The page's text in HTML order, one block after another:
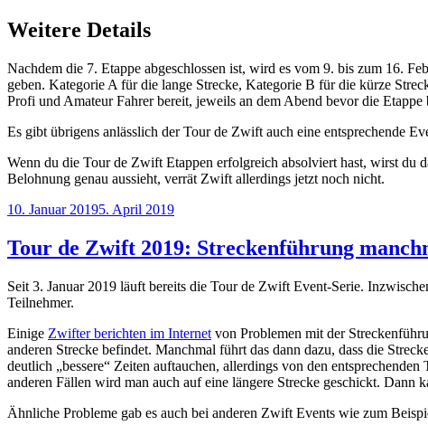
Weitere Details
Nachdem die 7. Etappe abgeschlossen ist, wird es vom 9. bis zum 16.
geben. Kategorie A für die lange Strecke, Kategorie B für die kürze
Profi und Amateur Fahrer bereit, jeweils an dem Abend bevor die
Es gibt übrigens anlässlich der Tour de Zwift auch eine entsprechende
Wenn du die Tour de Zwift Etappen erfolgreich absolviert hast, wirst
Belohnung genau aussieht, verrät Zwift allerdings jetzt noch nicht.
Veröffentlicht
10. Januar 20195. April 2019
Tour de Zwift 2019: Streckenführung
Seit 3. Januar 2019 läuft bereits die Tour de Zwift Event-Serie.
Teilnehmer.
Einige Zwifter berichten im Internet von Problemen mit der
anderen Strecke befindet. Manchmal führt das dann dazu, dass die
deutlich „bessere“ Zeiten auftauchen, allerdings von den
anderen Fällen wird man auch auf eine längere Strecke geschickt. Dann
Ähnliche Probleme gab es auch bei anderen Zwift Events wie zum